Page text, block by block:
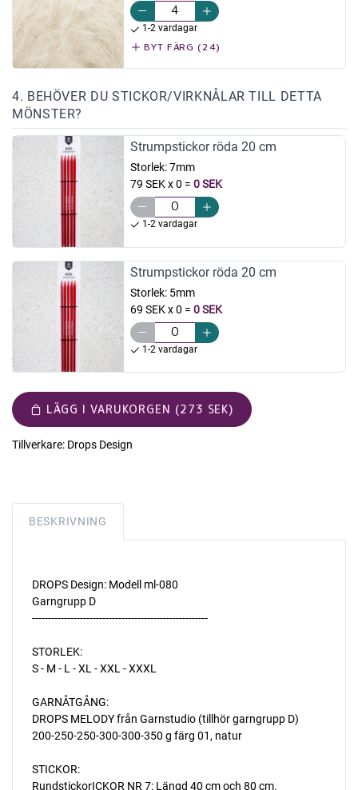
1-2 vardagar
BYT FÄRG (24)
4. BEHÖVER DU STICKOR/VIRKNÅLAR TILL DETTA
MÖNSTER?
Strumpstickor röda 20 cm
Storlek:7mm
79 SEK x 0 = 0 SEK
1-2 vardagar
Strumpstickor röda 20 cm
Storlek: 5mm
69 SEK x 0 = 0 SEK
1-2 vardagar
LÄGG I VARUKORGEN (273 SEK)
Tillverkare: Drops Design
BESKRIVNING
DROPS Design: Modell ml-080
Garngrupp D
-------------------------------------------------------
STORLEK:
S - M - L - XL - XXL - XXXL
GARNÅTGÅNG:
DROPS MELODY från Garnstudio (tillhör garngrupp D)
200-250-250-300-300-350 g färg 01, natur
STICKOR:
RundstickorICKOR NR 7: Längd 40 cm och 80 cm.